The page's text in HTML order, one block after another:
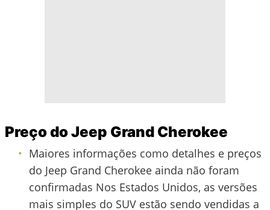
Preço do Jeep Grand Cherokee
Maiores informações como detalhes e preços
do Jeep Grand Cherokee ainda não foram
confirmadas Nos Estados Unidos, as versões
mais simples do SUV estão sendo vendidas a